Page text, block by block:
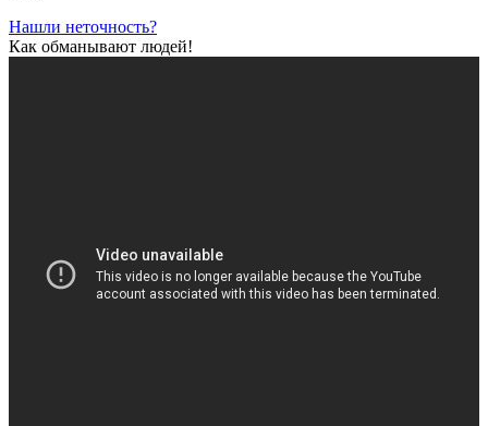
Нашли неточность?
Как обманывают людей!